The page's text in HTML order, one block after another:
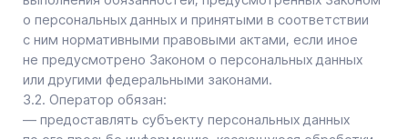
Законом о персональных данных;
— исполнять иные обязанности, предусмотренные
Законом о персональных данных.
4. Основные права и обязанности субъектов
персональных данных
4.1. Субъекты персональных данных имеют право:
— получать информацию, касающуюся обработки его